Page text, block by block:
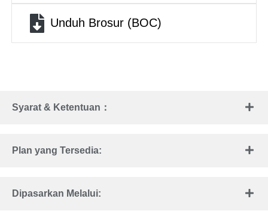
Unduh Brosur (BOC)
Syarat & Ketentuan：
Plan yang Tersedia:
Dipasarkan Melalui: